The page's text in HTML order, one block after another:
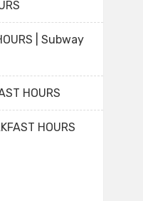
| Subway
HOURS
HOURS